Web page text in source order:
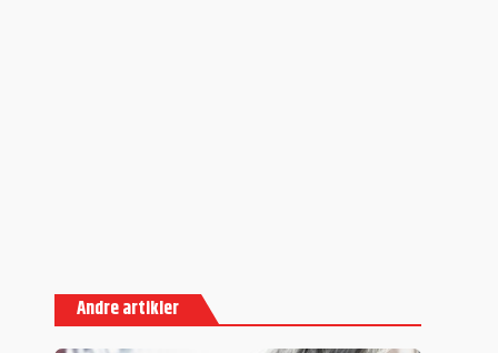
Andre artikler